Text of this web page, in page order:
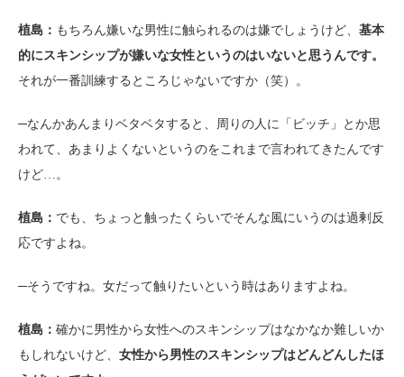
植島： もちろん嫌いな男性に触られるのは嫌でしょうけど、 基本
的にスキンシップが嫌いな女性というのはいないと思うんです。
それが一番訓練するところじゃないですか（笑）。
─なんかあんまりベタベタすると、周りの人に「ビッチ」とか思
われて、あまりよくないというのをこれまで言われてきたんです
けど…。
植島： でも、ちょっと触ったくらいでそんな風にいうのは過剰反
応ですよね。
─そうですね。女だって触りたいという時はありますよね。
植島： 確かに男性から女性へのスキンシップはなかなか難しいか
もしれないけど、 女性から男性のスキンシップはどんどんしたほ